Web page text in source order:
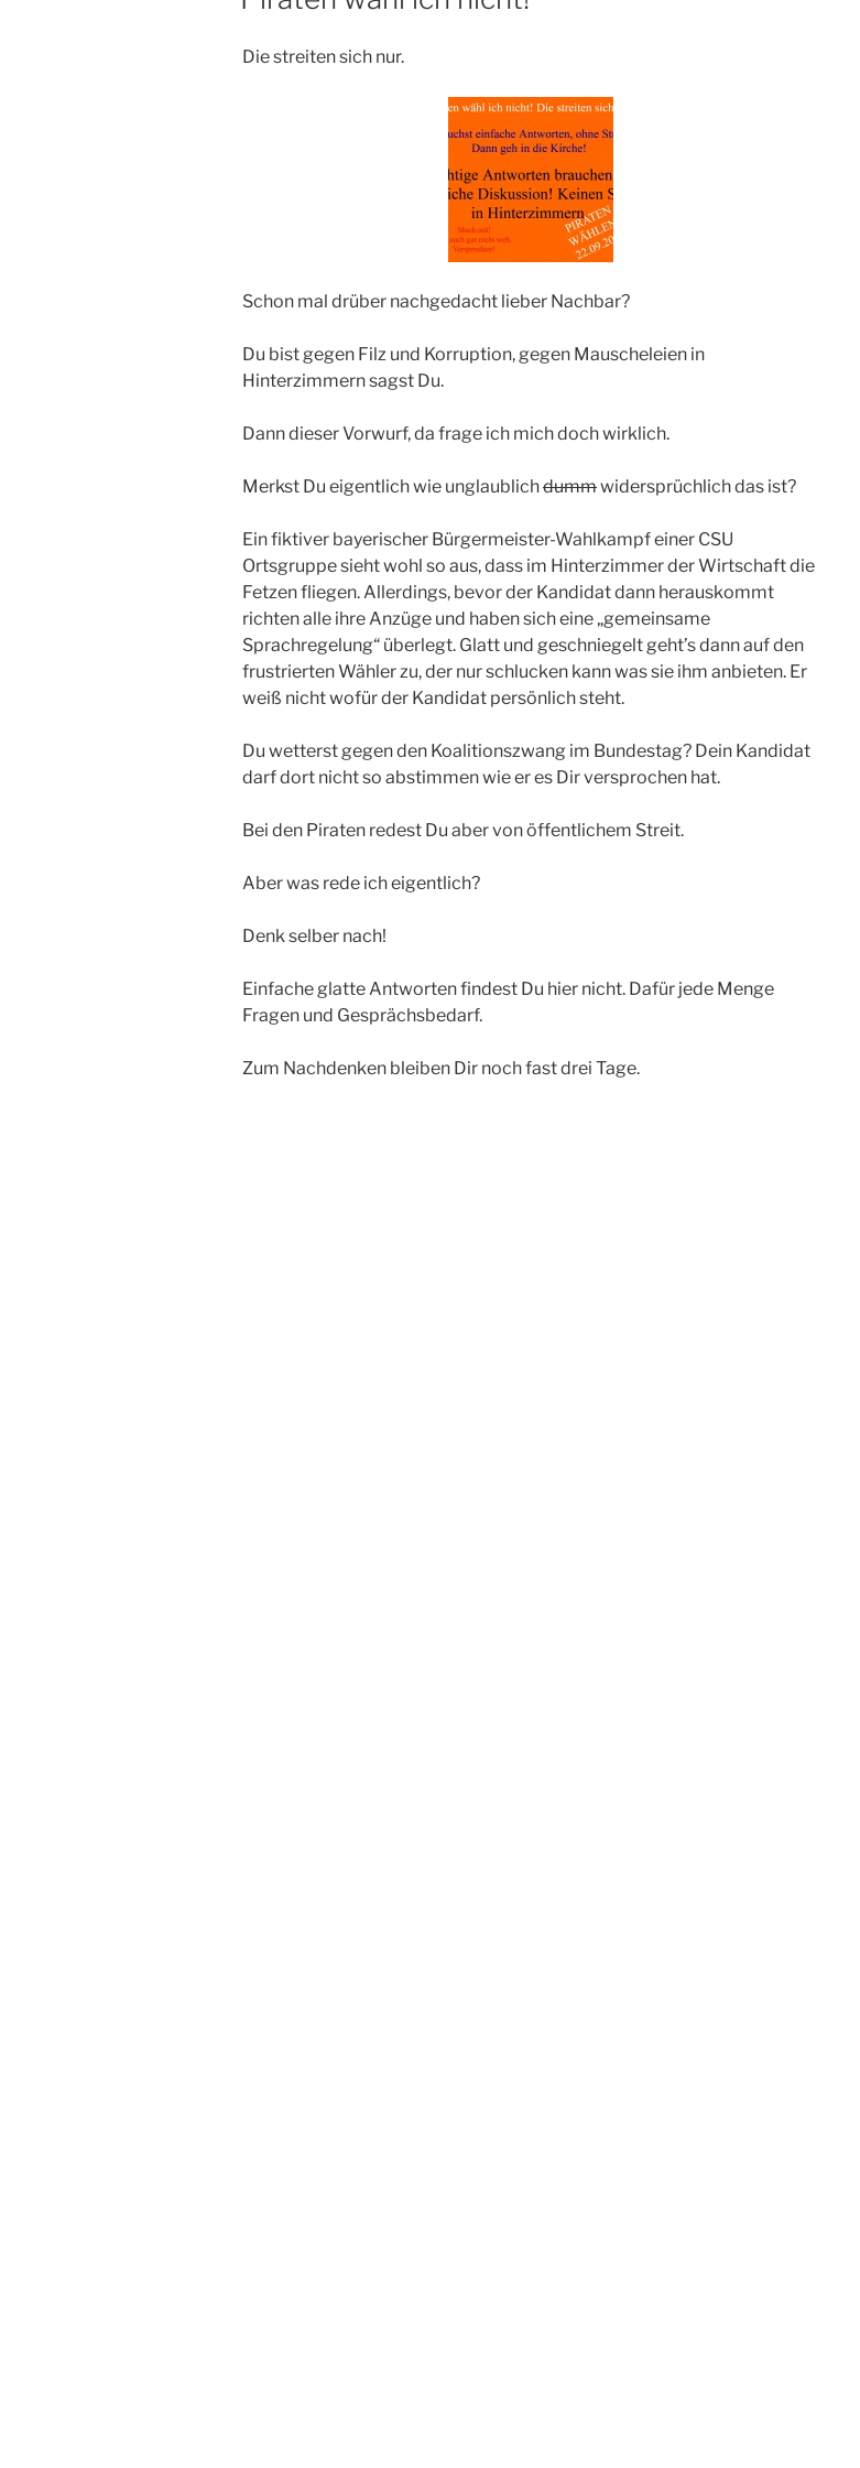
Die streiten sich nur.
Schon mal drüber nachgedacht lieber Nachbar?
Du bist gegen Filz und Korruption, gegen Mauscheleien in
Hinterzimmern sagst Du.
Dann dieser Vorwurf, da frage ich mich doch wirklich.
Merkst Du eigentlich wie unglaublichdummwidersprüchlich das ist?
Ein fiktiver bayerischer Bürgermeister-Wahlkampf einer CSU
Ortsgruppe sieht wohl so aus, dass im Hinterzimmer der Wirtschaft die
Fetzen fliegen. Allerdings, bevor der Kandidat dann herauskommt
richten alle ihre Anzüge und haben sich eine „gemeinsame
Sprachregelung“ überlegt. Glatt und geschniegelt geht’s dann auf den
frustrierten Wähler zu, der nur schlucken kann was sie ihm anbieten. Er
weiß nicht wofür der Kandidat persönlich steht.
Du wetterst gegen den Koalitionszwang im Bundestag? Dein Kandidat
darf dort nicht so abstimmen wie er es Dir versprochen hat.
Bei den Piraten redest Du aber von öffentlichem Streit.
Aber was rede ich eigentlich?
Denk selber nach!
Einfache glatte Antworten findest Du hier nicht. Dafür jede Menge
Fragen und Gesprächsbedarf.
Zum Nachdenken bleiben Dir noch fast drei Tage.